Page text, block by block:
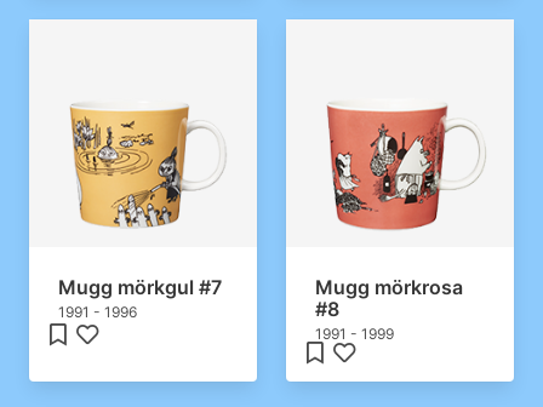
Mugg mörkgul #7
1991 - 1996
Mugg mörkrosa
#8
1991 - 1999